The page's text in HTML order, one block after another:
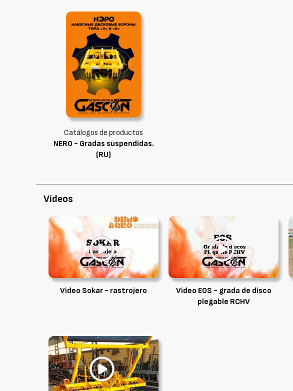
Catálogos de productos
NERO - Gradas suspendidas.
(RU)
Vídeos
Video Sokar - rastrojero
Video EOS - grada de disco
plegable RCHV